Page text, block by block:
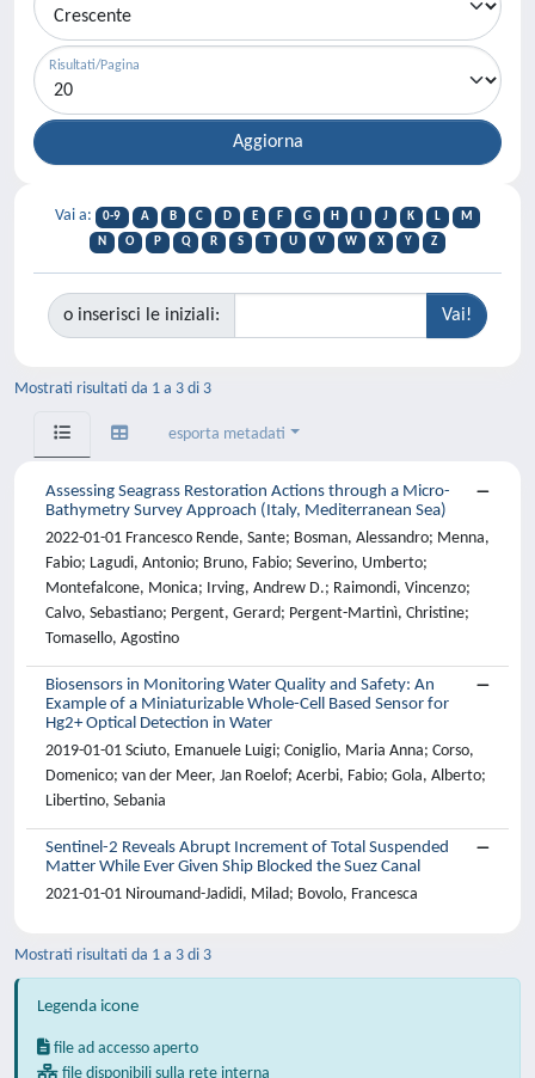
Risultati/Pagina
Vai a: 0-9 A B C D E F G H J K L
M
N
O P Q R S T U V W X Y Z
o inserisci le iniziali:
Mostrati risultati da 1 a 3 di 3
esporta metadati
Assessing Seagrass Restoration Actions through a Micro-
Bathymetry Survey Approach (Italy, Mediterranean Sea)
2022-01-01 Francesco Rende, Sante; Bosman, Alessandro; Menna,
Fabio; Lagudi, Antonio; Bruno, Fabio; Severino, Umberto;
Montefalcone, Monica; Irving, Andrew D.; Raimondi, Vincenzo;
Calvo, Sebastiano; Pergent, Gerard; Pergent-Martinì, Christine;
Tomasello, Agostino
Biosensors in Monitoring Water Quality and Safety: An
Example of a Miniaturizable Whole-Cell Based Sensor for
Hg2+ Optical Detection in Water
2019-01-01 Sciuto, Emanuele Luigi; Coniglio, Maria Anna; Corso,
Domenico; van der Meer, Jan Roelof; Acerbi, Fabio; Gola, Alberto;
Libertino, Sebania
Sentinel-2 Reveals Abrupt Increment of Total Suspended
Matter While Ever Given Ship Blocked the Suez Canal
2021-01-01 Niroumand-Jadidi, Milad; Bovolo, Francesca
Mostrati risultati da 1 a 3 di 3
Legenda icone
file ad accesso aperto
file disponibili sulla rete interna